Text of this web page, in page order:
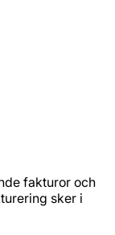
fakturor och
sker i